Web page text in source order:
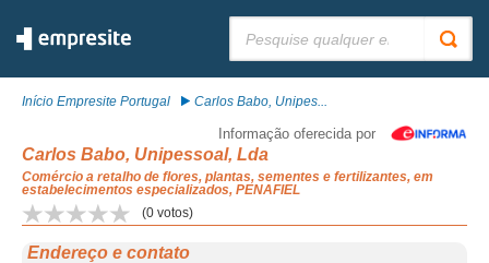
Início Empresite Portugal Carlos Babo, Unipes...
Informação oferecida por
Carlos Babo, Unipessoal, Lda
Comércio a retalho de flores, plantas, sementes e fertilizantes, em
estabelecimentos especializados, PENAFIEL
(0 votos)
Endereço e contato